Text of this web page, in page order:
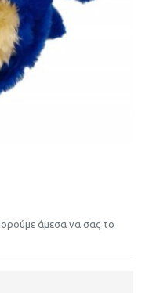
άμεσα να σας το